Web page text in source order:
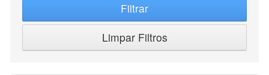
Filtrar
Limpar Filtros